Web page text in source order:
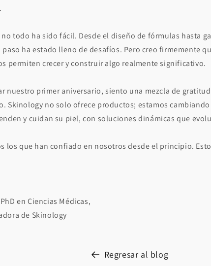
todo ha sido fácil. Desde el diseño de fórmulas hasta
ha estado lleno de desafíos. Pero creo firmemente
permiten crecer y construir algo realmente significativo.
nuestro primer aniversario, siento una mezcla de
Skinology no solo ofrece productos; estamos
y cuidan su piel, con soluciones dinámicas que
los que han confiado en nosotros desde el principio.
en Ciencias Médicas,
de Skinology
Regresar al blog